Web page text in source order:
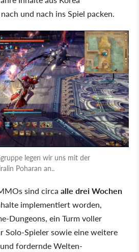
und nach ins Spiel packen.
legen wir uns mit der
Poharan an..
sind circa alle drei Wochen
implementiert worden,
Dungeons, ein Turm voller
Solo-Spieler sowie eine weitere
fordernde Welten-